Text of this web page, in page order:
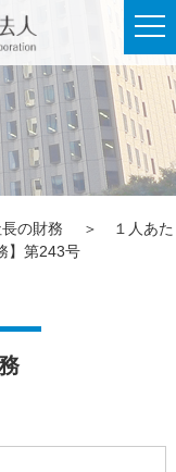
メ
ュ
ー
の財務
１人あた
】第243号